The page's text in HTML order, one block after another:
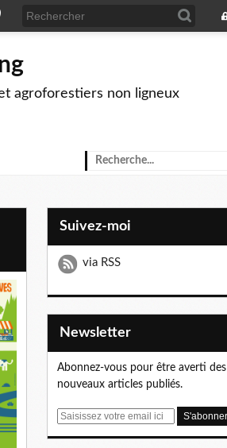
agroforestiers non ligneux
Suivez-moi
via RSS
Newsletter
Abonnez-vous pour être averti des
nouveaux articles publiés.
E